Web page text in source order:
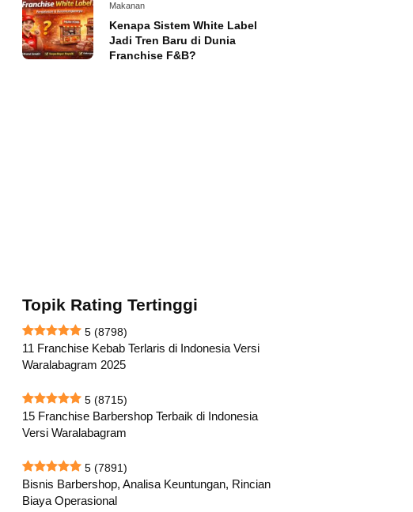
Makanan
Kenapa Sistem White Label
Jadi Tren Baru di Dunia
Franchise F&B?
Topik Rating Tertinggi
5 (8798)
11 Franchise Kebab Terlaris di Indonesia Versi
Waralabagram 2025
5 (8715)
15 Franchise Barbershop Terbaik di Indonesia
Versi Waralabagram
5 (7891)
Bisnis Barbershop, Analisa Keuntungan, Rincian
Biaya Operasional